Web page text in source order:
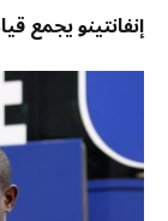
إنفانتينو يجمع